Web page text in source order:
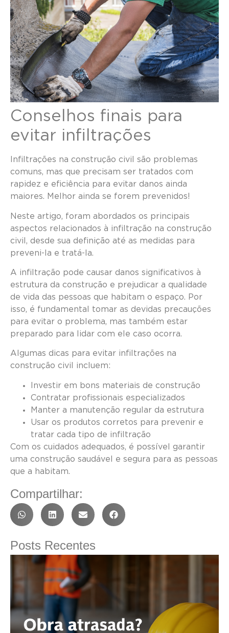
Conselhos finais para
evitar infiltrações
Infiltrações na construção civil são problemas
comuns, mas que precisam ser tratados com
rapidez e eficiência para evitar danos ainda
maiores. Melhor ainda se forem prevenidos!
Neste artigo, foram abordados os principais
aspectos relacionados à infiltração na construção
civil, desde sua definição até as medidas para
preveni-la e tratá-la.
A infiltração pode causar danos significativos à
estrutura da construção e prejudicar a qualidade
de vida das pessoas que habitam o espaço. Por
isso, é fundamental tomar as devidas precauções
para evitar o problema, mas também estar
preparado para lidar com ele caso ocorra.
Algumas dicas para evitar infiltrações na
construção civil incluem:
Investir em bons materiais de construção
Contratar profissionais especializados
Manter a manutenção regular da estrutura
Usar os produtos corretos para prevenir e
tratar cada tipo de infiltração
Com os cuidados adequados, é possível garantir
uma construção saudável e segura para as pessoas
que a habitam.
Compartilhar:
Posts Recentes